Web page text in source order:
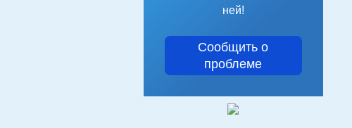
ней!
Сообщить о
проблеме